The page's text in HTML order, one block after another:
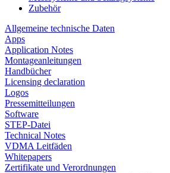
Zubehör
Allgemeine technische Daten
Apps
Application Notes
Montageanleitungen
Handbücher
Licensing declaration
Logos
Pressemitteilungen
Software
STEP-Datei
Technical Notes
VDMA Leitfäden
Whitepapers
Zertifikate und Verordnungen